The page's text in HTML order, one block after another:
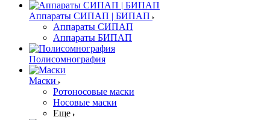
Аппараты СИПАП | БИПАП
Аппараты СИПАП
Аппараты БИПАП
Полисомнография
Маски
Ротоносовые маски
Носовые маски
Еще